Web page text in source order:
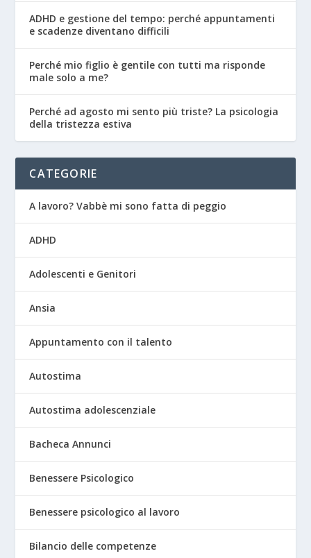
ADHD e gestione del tempo: perché appuntamenti
e scadenze diventano difficili
Perché mio figlio è gentile con tutti ma risponde
male solo a me?
Perché ad agosto mi sento più triste? La psicologia
della tristezza estiva
CATEGORIE
A lavoro? Vabbè mi sono fatta di peggio
ADHD
Adolescenti e Genitori
Ansia
Appuntamento con il talento
Autostima
Autostima adolescenziale
Bacheca Annunci
Benessere Psicologico
Benessere psicologico al lavoro
Bilancio delle competenze